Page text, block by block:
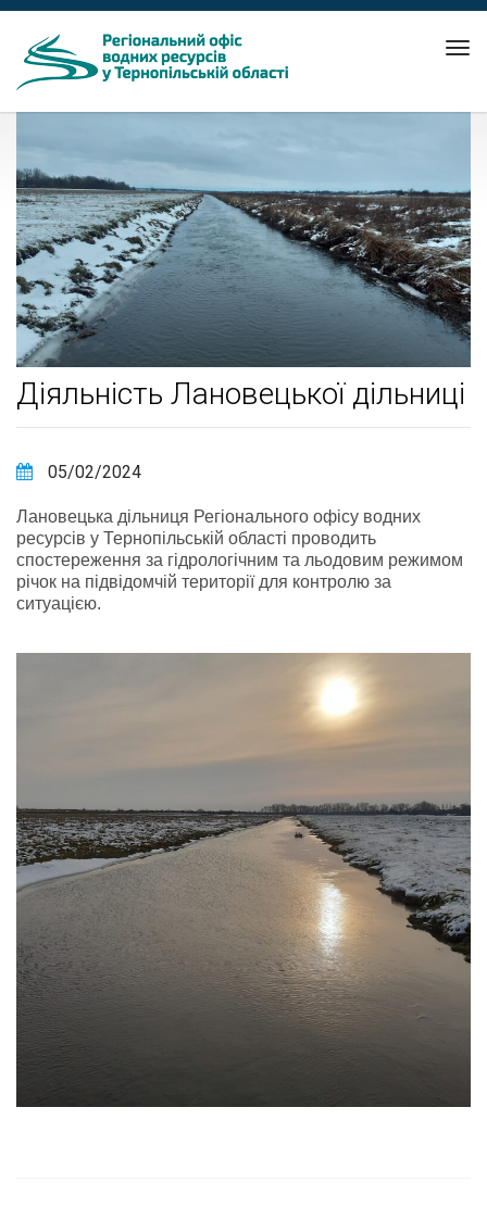
Діяльність Лановецької дільниці
05/02/2024
Лановецька дільниця Регіонального офісу водних
ресурсів у Тернопільській області проводить
спостереження за гідрологічним та льодовим режимом
річок на підвідомчій території для контролю за
ситуацією.